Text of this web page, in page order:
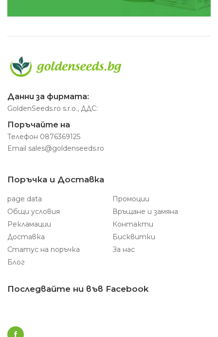
Данни за фирмата:
GoldenSeeds.ro s.r.o., ДДС:
Поръчайте на
Телефон 0876369125
Email sales@goldenseeds.ro
Поръчка и Доставка
page data
Промоции
Общи условия
Връщане и замяна
Рекламации
Контакти
Доставка
Бисквитки
Статус на поръчка
За нас
Блог
Последвайте ни във Facebook